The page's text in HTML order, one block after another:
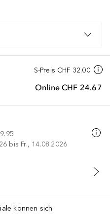
S-Preis CHF 32.00
Online CHF 24.67
bis Fr., 14.08.2026
können sich